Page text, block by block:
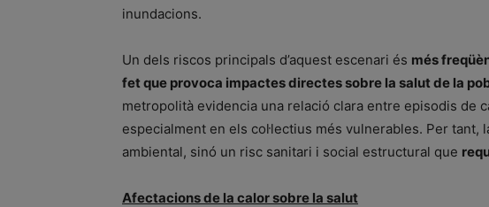
inundacions.
Un dels riscos principals d’aquest escenari és més
fet que provoca impactes directes sobre la salut de la
metropolità evidencia una relació clara entre episodis de
especialment en els col·lectius més vulnerables. Per tant,
ambiental, sinó un risc sanitari i social estructural que
Afectacions de la calor sobre la salut